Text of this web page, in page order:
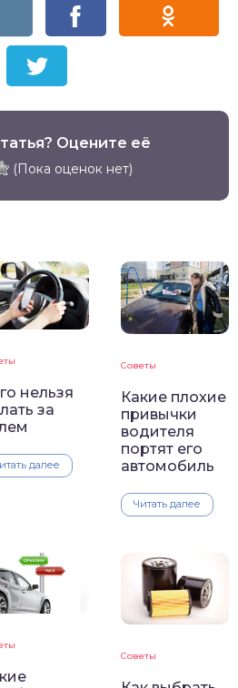
Оцените её
(Пока оценок нет)
нельзя
за
далее
Советы
Какие плохие
привычки
водителя
портят его
автомобиль
Читать далее
Советы